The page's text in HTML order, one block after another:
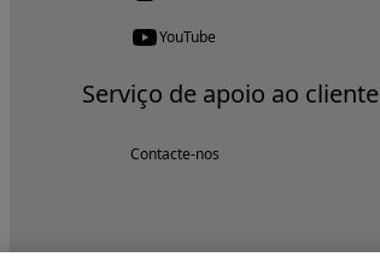
YouTube
Serviço de apoio ao cliente
Contacte-nos